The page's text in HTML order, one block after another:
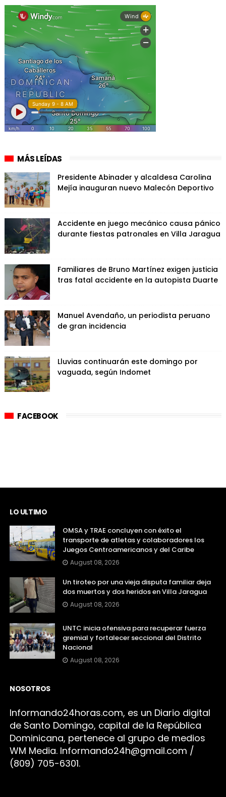
MÁS LEÍDAS
Presidente Abinader y alcaldesa Carolina
Mejía inauguran nuevo Malecón Deportivo
Accidente en juego mecánico causa pánico
durante fiestas patronales en Villa Jaragua
Familiares de Bruno Martínez exigen justicia
tras fatal accidente en la autopista Duarte
Manuel Avendaño, un periodista peruano
de gran incidencia
Lluvias continuarán este domingo por
vaguada, según Indomet
FACEBOOK
LO ULTIMO
OMSA y TRAE concluyen con éxito el
transporte de atletas y colaboradores los
Juegos Centroamericanos y del Caribe
August 08, 2026
Un tiroteo por una vieja disputa familiar deja
dos muertos y dos heridos en Villa Jaragua
August 08, 2026
UNTC inicia ofensiva para recuperar fuerza
gremial y fortalecer seccional del Distrito
Nacional
August 08, 2026
NOSOTROS
Informando24horas.com, es un Diario digital
de Santo Domingo, capital de la República
Dominicana, pertenece al grupo de medios
WM Media. Informando24h@gmail.com /
(809) 705-6301.